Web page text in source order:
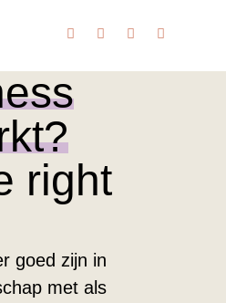
right
goed zijn in
met als